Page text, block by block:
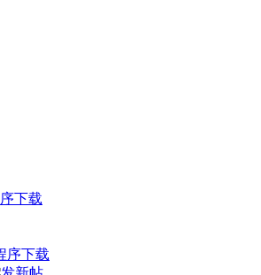
下载
序下载